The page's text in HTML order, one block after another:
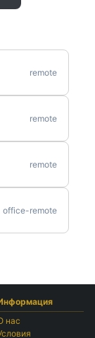
remote
remote
remote
office-remote
нас